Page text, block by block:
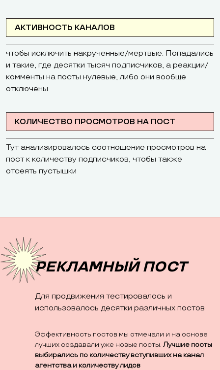
АКТИВНОСТЬ КАНАЛОВ
чтобы исключить накрученные/мертвые. Попадались
и такие, где десятки тысяч подписчиков, а реакции/
комменты на посты нулевые, либо они вообще
отключены
КОЛИЧЕСТВО ПРОСМОТРОВ НА ПОСТ
Тут анализировалось соотношение просмотров на
пост к количеству подписчиков, чтобы также
отсеять пустышки
РЕКЛАМНЫЙ ПОСТ
Для продвижения тестировалось и
использовалось десятки различных постов
Эффективность постов мы отмечали и на основе
лучших создавали уже новые посты. Лучшие посты
выбирались по количеству вступивших на канал
агентства и количеству лидов